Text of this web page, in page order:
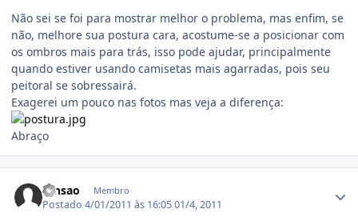
Não sei se foi para mostrar melhor o problema, mas enfim, se
não, melhore sua postura cara, acostume-se a posicionar com
os ombros mais para trás, isso pode ajudar, principalmente
quando estiver usando camisetas mais agarradas, pois seu
peitoral se sobressairá.
Exagerei um pouco nas fotos mas veja a diferença:
Abraço
tensao Membro
Postado4/01/2011 às 16:0501/4, 2011